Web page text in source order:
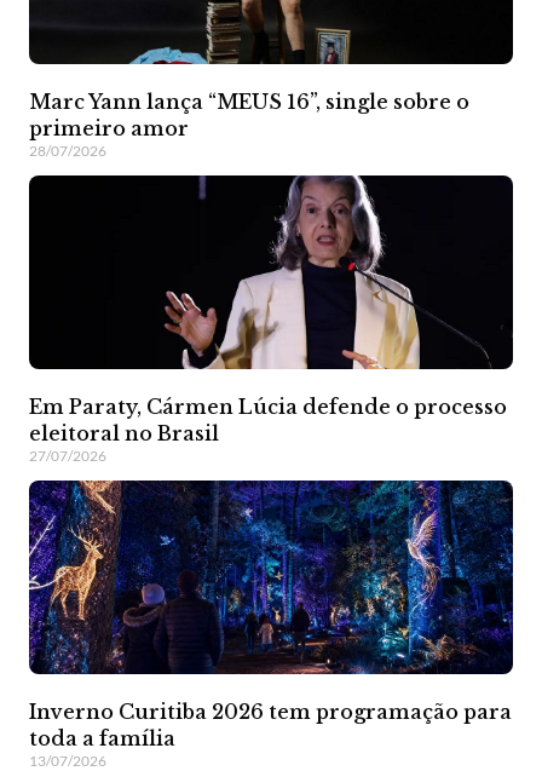
Marc Yann lança “MEUS 16”, single sobre o
primeiro amor
28/07/2026
Em Paraty, Cármen Lúcia defende o processo
eleitoral no Brasil
27/07/2026
Inverno Curitiba 2026 tem programação para
toda a família
13/07/2026